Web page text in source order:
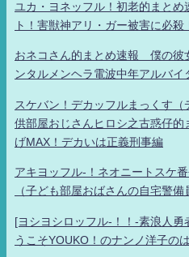
ユカ・ヨネッフル！初老的まと
ト！害獣神アリ・ガー被害に必
おネコさん的まとめ速報 僕の彼
ンタルメンヘラ電波中年アルバ
スケバン！デカッフルまっくす
供部屋おじさんヒロシ之古惑仔的
げMAX！デカいは正義刑事編
アキヨッフル-！ネオニートスケ
（子ども部屋おばさんの自宅警備
[ヨシヨシロッフル-！！-素浪人勇
うこそYOUKO！のナンノ洋子の